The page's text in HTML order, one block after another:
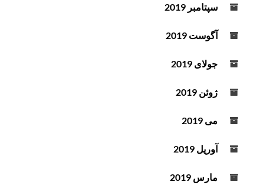
سپتامبر 2019
آگوست 2019
جولای 2019
ژوئن 2019
می 2019
آوریل 2019
مارس 2019